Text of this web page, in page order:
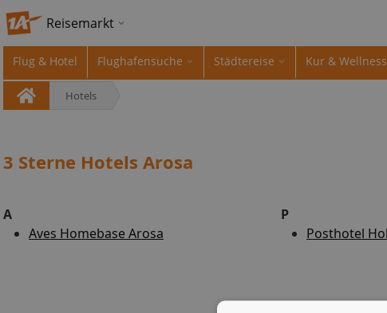
Reisemarkt
Flug & Hotel Flughafensuche Städtereise Kur & Wellness
Hotels
3 Sterne Hotels Arosa
A
Aves Homebase Arosa
P
Posthotel